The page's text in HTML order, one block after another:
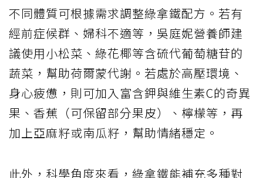
不同體質可根據需求調整綠拿鐵配方。若有
經前症候群、婦科不適等，吳庭妮營養師建
議使用小松菜、綠花椰等含硫代葡萄糖苷的
蔬菜，幫助荷爾蒙代謝。若處於高壓環境、
身心疲憊，則可加入富含鉀與維生素C的奇異
果、香蕉（可保留部分果皮）、檸檬等，再
加上亞麻籽或南瓜籽，幫助情緒穩定。
此外，科學角度來看，綠拿鐵能補充多種對